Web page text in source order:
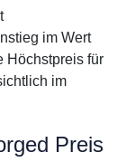
im Wert
Höchstpreis für
im
Preis